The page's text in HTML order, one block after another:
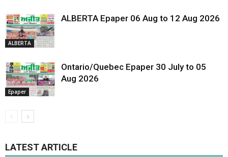
ALBERTA
ALBERTA Epaper 06 Aug to 12 Aug 2026
Epaper
Ontario/Quebec Epaper 30 July to 05
Aug 2026
LATEST ARTICLE